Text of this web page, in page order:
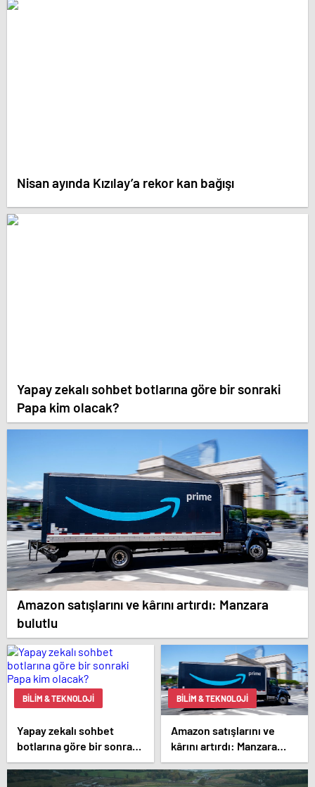
Nisan ayında Kızılay’a rekor kan bağışı
Yapay zekalı sohbet botlarına göre bir sonraki
Papa kim olacak?
Amazon satışlarını ve kârını artırdı: Manzara
bulutlu
BILIM & TEKNOLOJI
Yapay zekalı sohbet
botlarına göre bir sonraki
Papa kim olacak?
BILIM & TEKNOLOJI
Amazon satışlarını ve
kârını artırdı: Manzara
bulutlu